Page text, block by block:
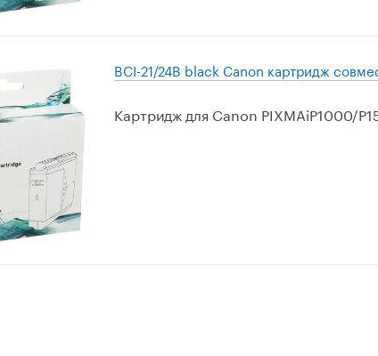
BCI-21/24B black Canon картридж
Картридж для Canon PIXMAiP1000/